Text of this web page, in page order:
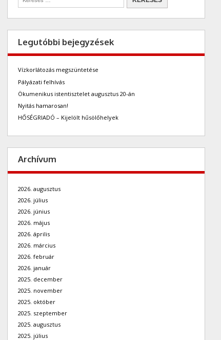
Legutóbbi bejegyzések
Vízkorlátozás megszüntetése
Pályázati felhívás
Ökumenikus istentisztelet augusztus 20-án
Nyitás hamarosan!
HŐSÉGRIADÓ – Kijelölt hűsölőhelyek
Archívum
2026. augusztus
2026. július
2026. június
2026. május
2026. április
2026. március
2026. február
2026. január
2025. december
2025. november
2025. október
2025. szeptember
2025. augusztus
2025. július